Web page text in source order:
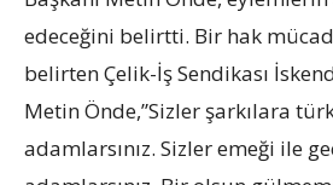
edeceğini belirtti. Bir hak
belirten Çelik-İş Sendikası
Metin Önde,”Sizler şarkılara
adamlarsınız. Sizler emeği ile